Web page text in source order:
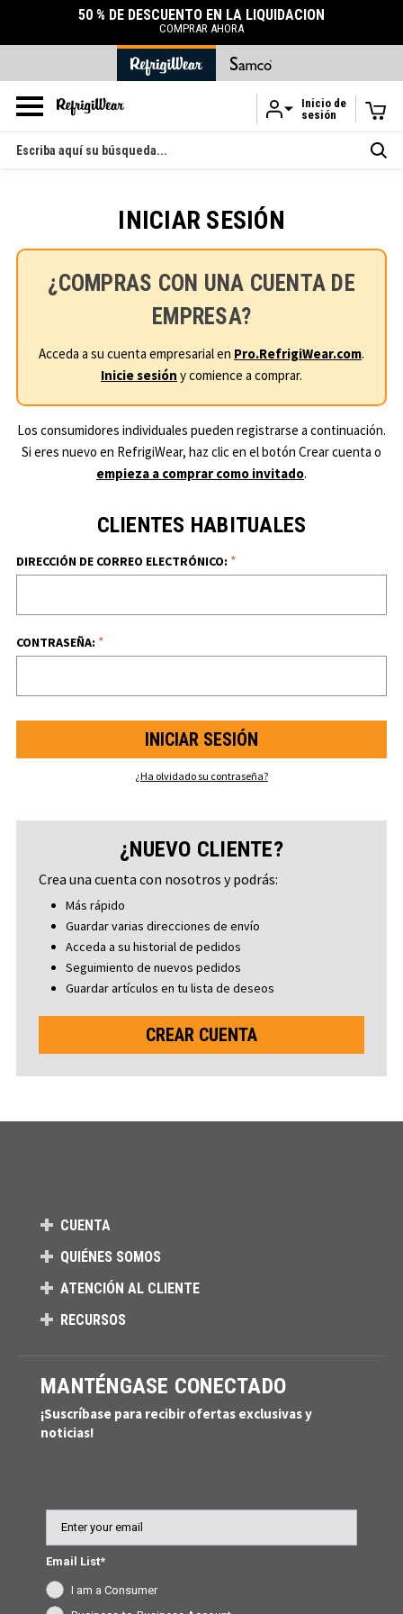
Ir al contenido principal
50 % DE DESCUENTO EN LA LIQUIDACIÓN
COMPRAR AHORA
Inicio de
sesión
Buscar
en
INICIAR SESIÓN
¿COMPRAS CON UNA CUENTA DE
EMPRESA?
Acceda a su cuenta empresarial en Pro.RefrigiWear.com.
Inicie sesión y comience a comprar.
Los consumidores individuales pueden registrarse a continuación.
Si eres nuevo en RefrigiWear, haz clic en el botón Crear cuenta o
empieza a comprar como invitado.
CLIENTES HABITUALES
DIRECCIÓN DE CORREO ELECTRÓNICO: *
CONTRASEÑA: *
¿Ha olvidado su contraseña?
¿NUEVO CLIENTE?
Crea una cuenta con nosotros y podrás:
Más rápido
Guardar varias direcciones de envío
Acceda a su historial de pedidos
Seguimiento de nuevos pedidos
Guardar artículos en tu lista de deseos
CREAR CUENTA
CUENTA
QUIÉNES SOMOS
ATENCIÓN AL CLIENTE
RECURSOS
MANTÉNGASE CONECTADO
¡Suscríbase para recibir ofertas exclusivas y
noticias!
Email List*
I am a Consumer